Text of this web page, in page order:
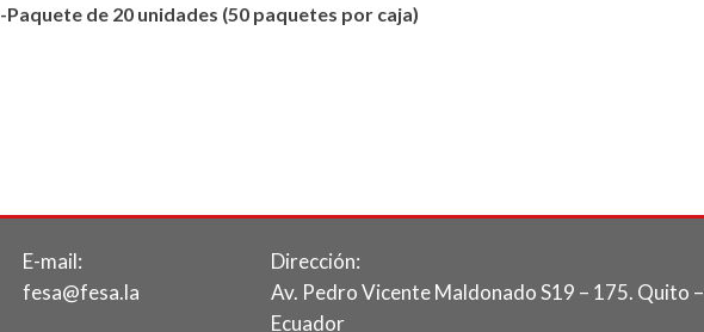
-Paquete de 20 unidades (50 paquetes por caja)
E-mail:
fesa@fesa.la
Dirección:
Av. Pedro Vicente Maldonado S19 – 175. Quito –
Ecuador